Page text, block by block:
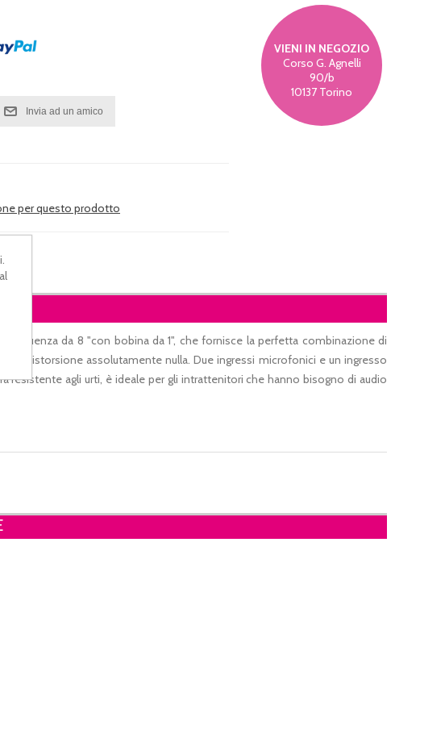
per questo prodotto
VIENI IN NEGOZIO
Corso G. Agnelli
90/b
10137 Torino
da 8 "con bobina da 1", che fornisce la perfetta combinazione di
distorsione assolutamente nulla. Due ingressi microfonici e un ingresso
resistente agli urti, è ideale per gli intrattenitori che hanno bisogno di audio